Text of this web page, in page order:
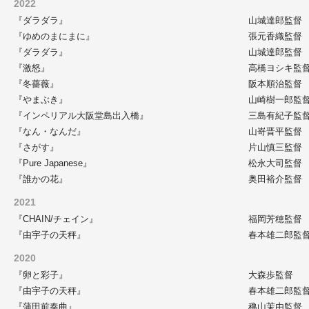
2022
『ダラダラ』
山城達郎監督
『ゆめのまにまに』
張元香織監督
『ダラダラ』
山城達郎監督
『激怒』
高橋ヨシキ監
『冬薔薇』
阪本順治監督
『やまぶき』
山崎樹一郎監
『インペリアル大阪堂島出入橋』
三島有紀子監
『なん・なんだ』
山嵜晋平監督
『さがす』
片山慎三監督
『Pure Japanese』
松永大司監督
『誰かの花』
奥田裕介監督
2021
『CHAIN/チェイン』
福岡芳穂監督
『由宇子の天秤』
春本雄二郎監
2020
『卵と彩子』
大森歩監督
『由宇子の天秤』
春本雄二郎監
『蒲田前奏曲』
穐山茉由監督